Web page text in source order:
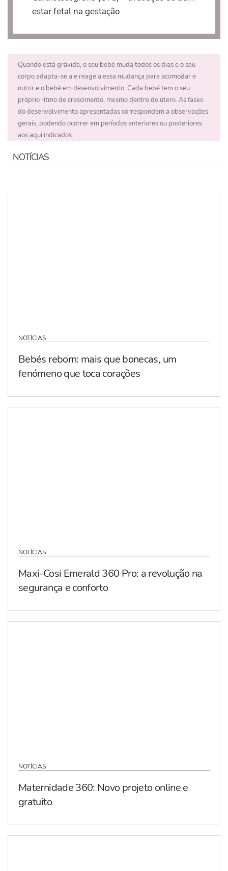
estar fetal na gestação
Quando está grávida, o seu bebé muda todos os dias e o seu
corpo adapta-se a e reage a essa mudança para acomodar e
nutrir e o bebé em desenvolvimento. Cada bebé tem o seu
próprio ritmo de crescimento, mesmo dentro do útero. As fases
do desenvolvimento apresentadas correspondem a observações
gerais, podendo ocorrer em períodos anteriores ou posteriores
aos aqui indicados.
NOTÍCIAS
NOTÍCIAS
Bebés reborn: mais que bonecas, um
fenómeno que toca corações
NOTÍCIAS
Maxi-Cosi Emerald 360 Pro: a revolução na
segurança e conforto
NOTÍCIAS
Maternidade 360: Novo projeto online e
gratuito